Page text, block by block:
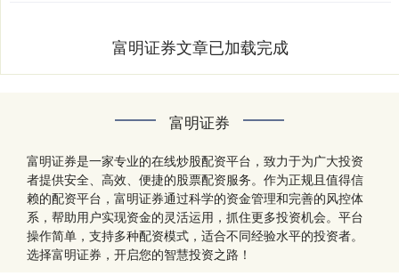
富明证券文章已加载完成
富明证券
富明证券是一家专业的在线炒股配资平台，致力于为广大投资
者提供安全、高效、便捷的股票配资服务。作为正规且值得信
赖的配资平台，富明证券通过科学的资金管理和完善的风控体
系，帮助用户实现资金的灵活运用，抓住更多投资机会。平台
操作简单，支持多种配资模式，适合不同经验水平的投资者。
选择富明证券，开启您的智慧投资之路！